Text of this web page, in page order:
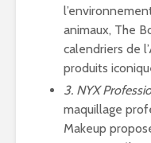
animaux, The
calendriers de
produits
3. NYX
maquillage
Makeup